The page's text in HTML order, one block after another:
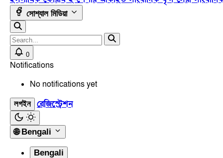
সোশ্যাল মিডিয়া
0
Notifications
No notifications yet
লগইন রেজিস্ট্রেশন
🌐 Bengali
Bengali